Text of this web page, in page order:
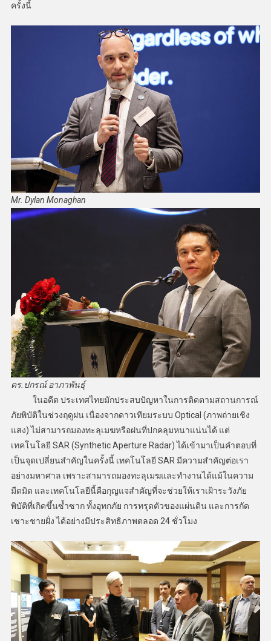
ครั้งนี้
Mr. Dylan Monaghan
ดร.ปกรณ์ อาภาพันธุ์
ในอดีต ประเทศไทยมักประสบปัญหาในการติดตามสถานการณ์
ภัยพิบัติในช่วงฤดูฝน เนื่องจากดาวเทียมระบบ Optical (ภาพถ่ายเชิง
แสง) ไม่สามารถมองทะลุเมฆหรือฝนที่ปกคลุมหนาแน่นได้ แต่
เทคโนโลยี SAR (Synthetic Aperture Radar) ได้เข้ามาเป็นคำตอบที่
เป็นจุดเปลี่ยนสำคัญในครั้งนี้ เทคโนโลยี SAR มีความสำคัญต่อเรา
อย่างมหาศาล เพราะสามารถมองทะลุเมฆและทำงานได้แม้ในความ
มืดมิด และเทคโนโลยีนี้คือกุญแจสำคัญที่จะช่วยให้เราเฝ้าระวังภัย
พิบัติที่เกิดขึ้นซ้ำซาก ทั้งอุทกภัย การทรุดตัวของแผ่นดิน และการกัด
เซาะชายฝั่ง ได้อย่างมีประสิทธิภาพตลอด 24 ชั่วโมง